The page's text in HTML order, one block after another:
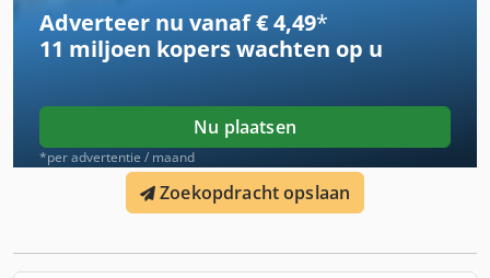
van een ander aanbod. Wijzigingen en fouten
voorbehouden. Inventarisnummer: 2926-26
Adverteer nu vanaf € 4,49*
11 miljoen koperswachten op u
Nu plaatsen
*per advertentie / maand
Zoekopdracht opslaan